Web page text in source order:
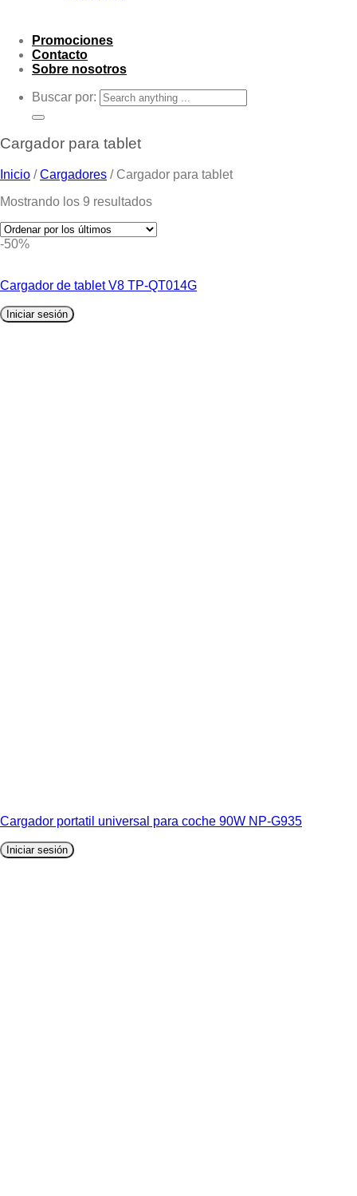
Promociones
Contacto
Sobre nosotros
Buscar por:
Cargador para tablet
Inicio / Cargadores /Cargador para tablet
Mostrando los 9 resultados
-50%
Cargador de tablet V8 TP-QT014G
Iniciar sesión
Cargador portatil universal para coche 90W NP-G935
Iniciar sesión